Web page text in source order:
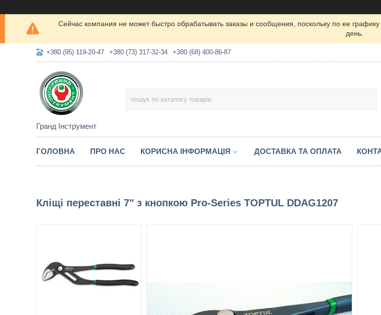
Сейчас компания не может быстро обрабатывать заказы и сообщения, поскольку по ее
день.
+380 (95) 119-20-47 +380 (73) 317-32-34 +380 (68) 400-86-87
Гранд Інструмент
ГОЛОВНА ПРО НАС КОРИСНА ІНФОРМАЦІЯ ДОСТАВКА ТА ОПЛАТА
Кліщі переставні 7" з кнопкою Pro-Series TOPTUL DDAG1207